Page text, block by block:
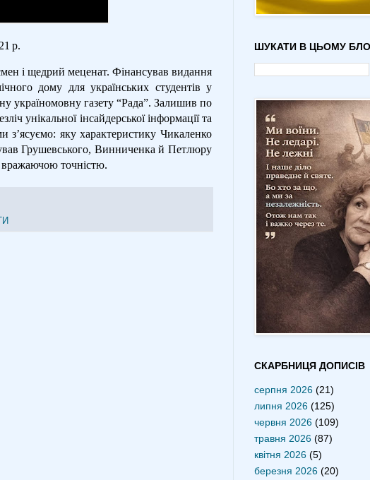
р.
і щедрий меценат. Фінансував видання
дому для українських студентів у
україномовну газету “Рада”. Залишив по
унікальної інсайдерської інформації та
яку характеристику Чикаленко
Грушевського, Винниченка й Петлюру
вражаючою точністю.
ШУКАТИ В ЦЬОМУ
СКАРБНИЦЯ ДОПИСІВ
серпня 2026 (21)
липня 2026 (125)
червня 2026 (109)
травня 2026 (87)
квітня 2026 (5)
березня 2026 (20)